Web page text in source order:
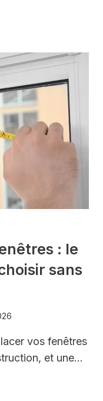
: le
sans
vos fenêtres
et une…